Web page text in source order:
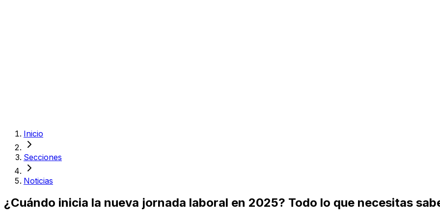
Inicio
Secciones
Noticias
¿Cuándo inicia la nueva jornada laboral en 2025? Todo lo que necesitas